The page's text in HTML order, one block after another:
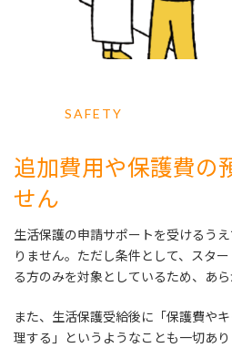
SAFETY
追加費用や保護費の
せん
生活保護の申請サポートを受けるう
りません。ただし条件として、スタ
る方のみを対象としているため、あら
また、生活保護受給後に「保護費や
理する」というようなことも一切あり